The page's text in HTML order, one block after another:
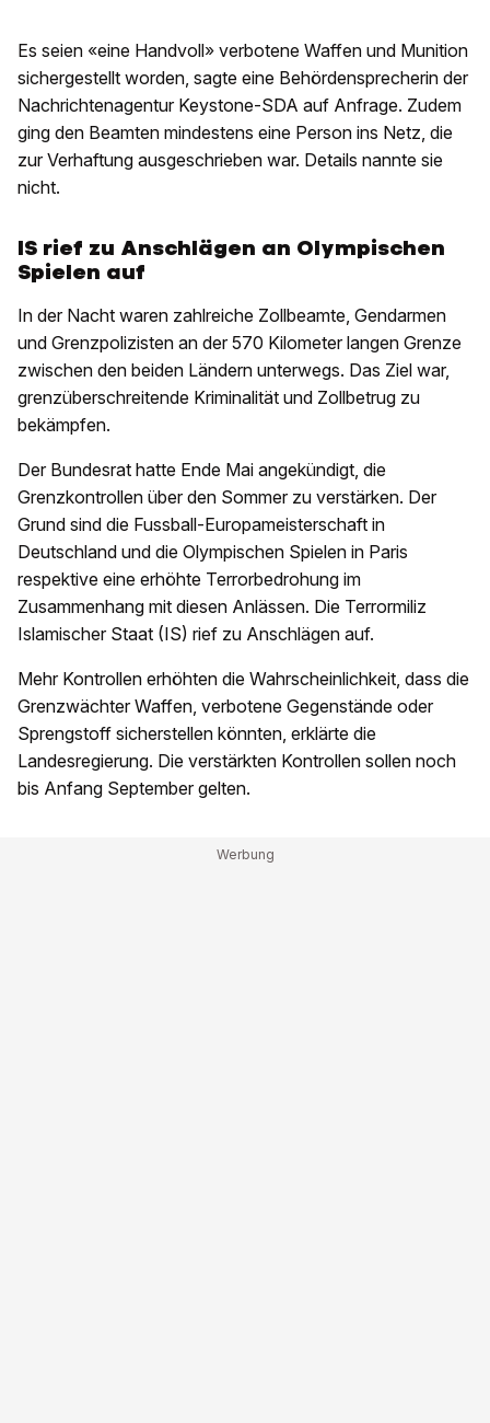
Es seien «eine Handvoll» verbotene Waffen und Munition
sichergestellt worden, sagte eine Behördensprecherin der
Nachrichtenagentur Keystone-SDA auf Anfrage. Zudem
ging den Beamten mindestens eine Person ins Netz, die
zur Verhaftung ausgeschrieben war. Details nannte sie
nicht.
IS rief zu Anschlägen an Olympischen
Spielen auf
In der Nacht waren zahlreiche Zollbeamte, Gendarmen
und Grenzpolizisten an der 570 Kilometer langen Grenze
zwischen den beiden Ländern unterwegs. Das Ziel war,
grenzüberschreitende Kriminalität und Zollbetrug zu
bekämpfen.
Der Bundesrat hatte Ende Mai angekündigt, die
Grenzkontrollen über den Sommer zu verstärken. Der
Grund sind die Fussball-Europameisterschaft in
Deutschland und die Olympischen Spielen in Paris
respektive eine erhöhte Terrorbedrohung im
Zusammenhang mit diesen Anlässen. Die Terrormiliz
Islamischer Staat (IS) rief zu Anschlägen auf.
Mehr Kontrollen erhöhten die Wahrscheinlichkeit, dass die
Grenzwächter Waffen, verbotene Gegenstände oder
Sprengstoff sicherstellen könnten, erklärte die
Landesregierung. Die verstärkten Kontrollen sollen noch
bis Anfang September gelten.